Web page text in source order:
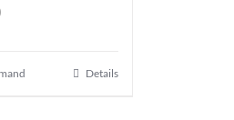
Details